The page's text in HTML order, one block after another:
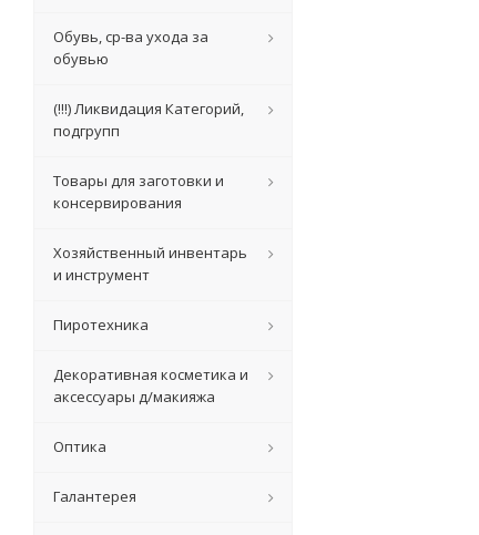
Обувь, ср-ва ухода за
обувью
(!!!) Ликвидация Категорий,
подгрупп
Товары для заготовки и
консервирования
Хозяйственный инвентарь
и инструмент
Пиротехника
Декоративная косметика и
аксессуары д/макияжа
Оптика
Галантерея